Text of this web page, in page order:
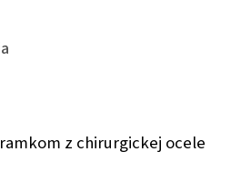
z chirurgickej ocele